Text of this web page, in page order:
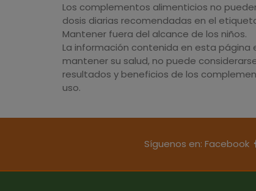
Los complementos alimenticios no
dosis diarias recomendadas en el
Mantener fuera del alcance de los niños.
La información contenida en esta
mantener su salud, no puede
resultados y beneficios de los
uso.
Síguenos en: Facebook